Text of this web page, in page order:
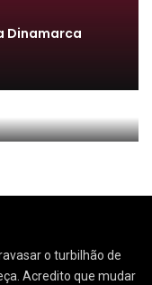
Dinamarca
o turbilhão de
Acredito que mudar